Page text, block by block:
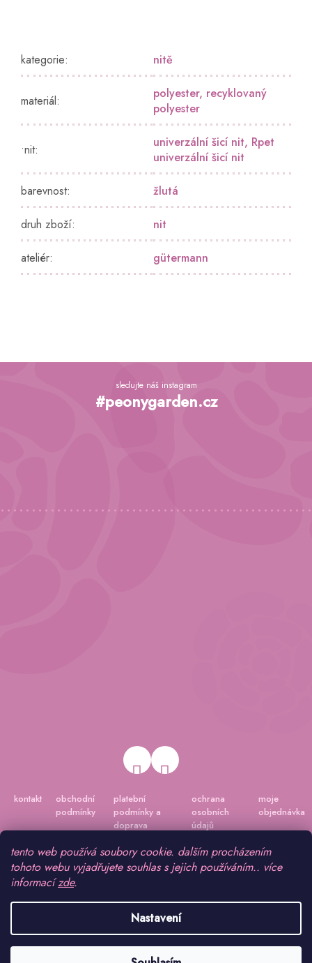
tento web používá soubory cookie. dalším procházením
tohoto webu vyjadřujete souhlas s jejich používáním.. více
informacízde.
Nastavení
kategorie: nitě
materiál: polyester, recyklovaný
polyester
•nit: univerzální šicí nit, Rpet
univerzální šicí nit
barevnost: žlutá
druh zboží: nit
ateliér: gütermann
Z
sledujte náš instagram
#peonygarden.cz
kontakt
obchodní
podmínky
platební
podmínky a
doprava
ochrana
osobních
údajů
moje
objednávka
Připravil Shoptetnamiru.cz